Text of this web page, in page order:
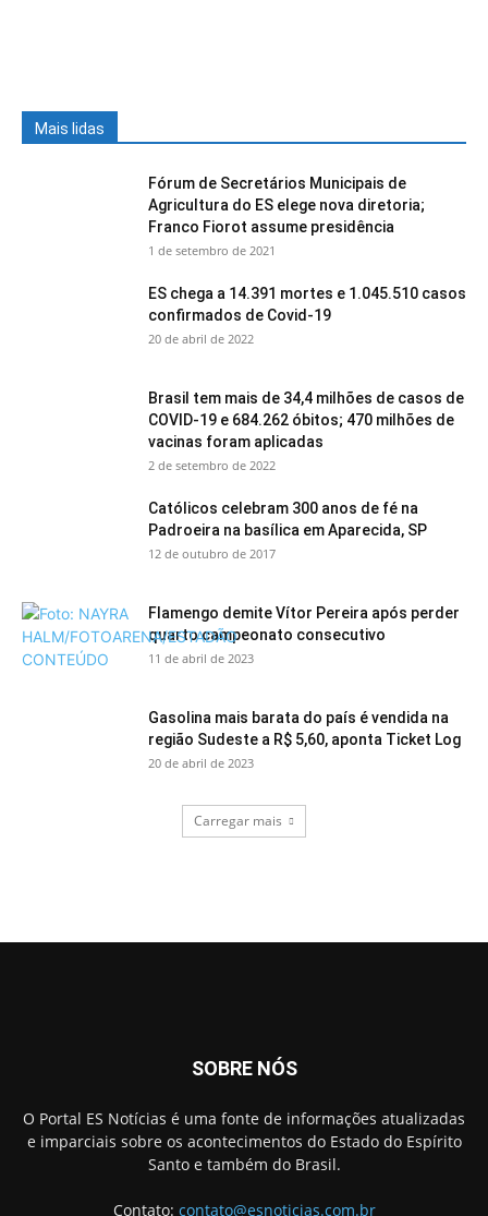
Mais lidas
Fórum de Secretários Municipais de
Agricultura do ES elege nova diretoria;
Franco Fiorot assume presidência
1 de setembro de 2021
ES chega a 14.391 mortes e 1.045.510 casos
confirmados de Covid-19
20 de abril de 2022
Brasil tem mais de 34,4 milhões de casos de
COVID-19 e 684.262 óbitos; 470 milhões de
vacinas foram aplicadas
2 de setembro de 2022
Católicos celebram 300 anos de fé na
Padroeira na basílica em Aparecida, SP
12 de outubro de 2017
Flamengo demite Vítor Pereira após perder
quarto campeonato consecutivo
11 de abril de 2023
Gasolina mais barata do país é vendida na
região Sudeste a R$ 5,60, aponta Ticket Log
20 de abril de 2023
Carregar mais
SOBRE NÓS
O Portal ES Notícias é uma fonte de informações atualizadas
e imparciais sobre os acontecimentos do Estado do Espírito
Santo e também do Brasil.
Contato: contato@esnoticias.com.br